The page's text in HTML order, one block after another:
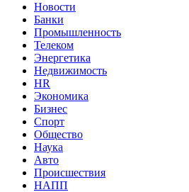
Новости
Банки
Промышленность
Телеком
Энергетика
Недвижимость
HR
Экономика
Бизнес
Спорт
Общество
Наука
Авто
Происшествия
НАПП